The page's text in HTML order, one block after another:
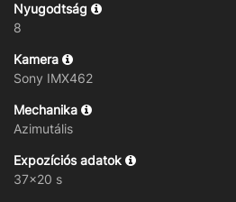
Nyugodtság
8
Kamera
Sony IMX462
Mechanika
Azimutális
Expozíciós adatok
37×20 s